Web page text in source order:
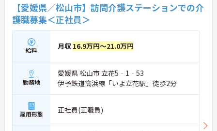
【愛媛県／松山市】訪問介護ステーションでの介
護職募集＜正社員＞
給料 月収 16.9万円～21.0万円
勤務地
愛媛県 松山市 立花5‐1‐53
伊予鉄道高浜線「いよ立花駅」徒歩2分
雇用形態 正社員(正職員)